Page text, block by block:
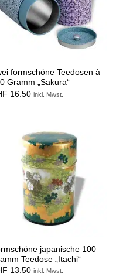
formschöne Teedosen à
Gramm „Sakura“
16.50 inkl. Mwst.
japanische 100
Teedose „Itachi“
13.50 inkl. Mwst.